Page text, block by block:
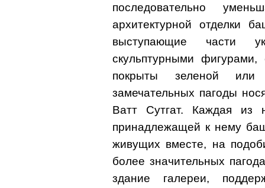
последовательно
архитектурной отделки
выступающие части
скульптурными
покрыты зеленой
замечательных пагоды
Ватт Сутгат. Каждая из
принадлежащей к нему
живущих вместе, на
более значительных
здание галереи,